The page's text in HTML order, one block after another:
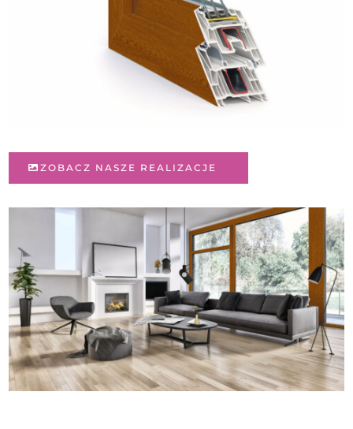
ZOBACZ NASZE REALIZACJE
HOPPE Atlanta - srebny